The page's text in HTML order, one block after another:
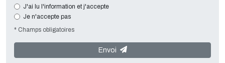
demandés. La communication d'information est essentielle au
regard de l'objectif exposé; les données manquantes nous mettront
Le responsable du traitement des données est
ne seront ni communiquées ni transmises à des tiers. Vous pouvez
contacter le "Service Confidentialité" auprès du responsable du
J'ai lu l'information et j'accepte
Je n'accepte pas
* Champs obligatoires
Envoi